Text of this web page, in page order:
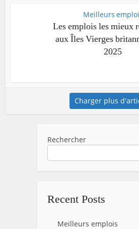
Meilleurs
Les emplois les mieux
aux Îles Vierges
2025
Charger plus
Rechercher
Recent Posts
Meilleurs emplois